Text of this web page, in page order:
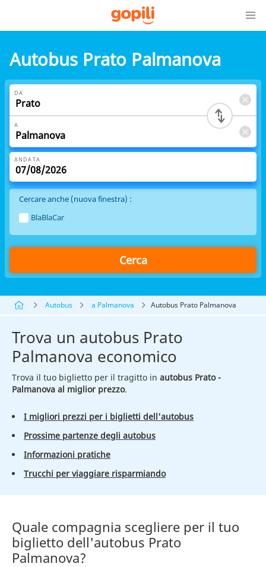
Autobus Prato Palmanova
DA
A
ANDATA
Cercare anche (nuova finestra) :
BlaBlaCar
Cerca
Autobus a Palmanova Autobus Prato Palmanova
Trova un autobus Prato
Palmanova economico
Trova il tuo biglietto per il tragitto in autobus Prato -
Palmanova al miglior prezzo.
I migliori prezzi per i biglietti dell'autobus
Prossime partenze degli autobus
Informazioni pratiche
Trucchi per viaggiare risparmiando
Quale compagnia scegliere per il tuo
biglietto dell'autobus Prato
Palmanova?